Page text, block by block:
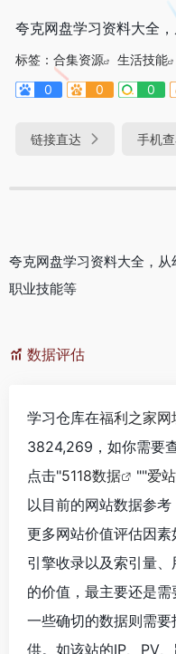
夸克网盘学习资料大全
标签： 合集资源 生活技能
0
0 0
链接直达 手机
夸克网盘学习资料大全，从
职业技能等
数据评估
学习仓库在福利之家网
3824,269，如你需要
点击"5118数据 ""爱
以目前的网站数据参考
更多网站价值评估因
引擎收录以及索引量
的价值，最主要还是需
一些确切的数据则需
供。如该站的IP、PV、